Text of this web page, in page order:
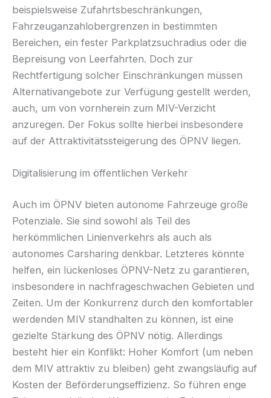
beispielsweise Zufahrtsbeschränkungen,
Fahrzeuganzahlobergrenzen in bestimmten
Bereichen, ein fester Parkplatzsuchradius oder die
Bepreisung von Leerfahrten. Doch zur
Rechtfertigung solcher Einschränkungen müssen
Alternativangebote zur Verfügung gestellt werden,
auch, um von vornherein zum MIV-Verzicht
anzuregen. Der Fokus sollte hierbei insbesondere
auf der Attraktivitätssteigerung des ÖPNV liegen.
Digitalisierung im öffentlichen Verkehr
Auch im ÖPNV bieten autonome Fahrzeuge große
Potenziale. Sie sind sowohl als Teil des
herkömmlichen Linienverkehrs als auch als
autonomes Carsharing denkbar. Letzteres könnte
helfen, ein lückenloses ÖPNV-Netz zu garantieren,
insbesondere in nachfrageschwachen Gebieten und
Zeiten. Um der Konkurrenz durch den komfortabler
werdenden MIV standhalten zu können, ist eine
gezielte Stärkung des ÖPNV nötig. Allerdings
besteht hier ein Konflikt: Hoher Komfort (um neben
dem MIV attraktiv zu bleiben) geht zwangsläufig auf
Kosten der Beförderungseffizienz. So führen enge